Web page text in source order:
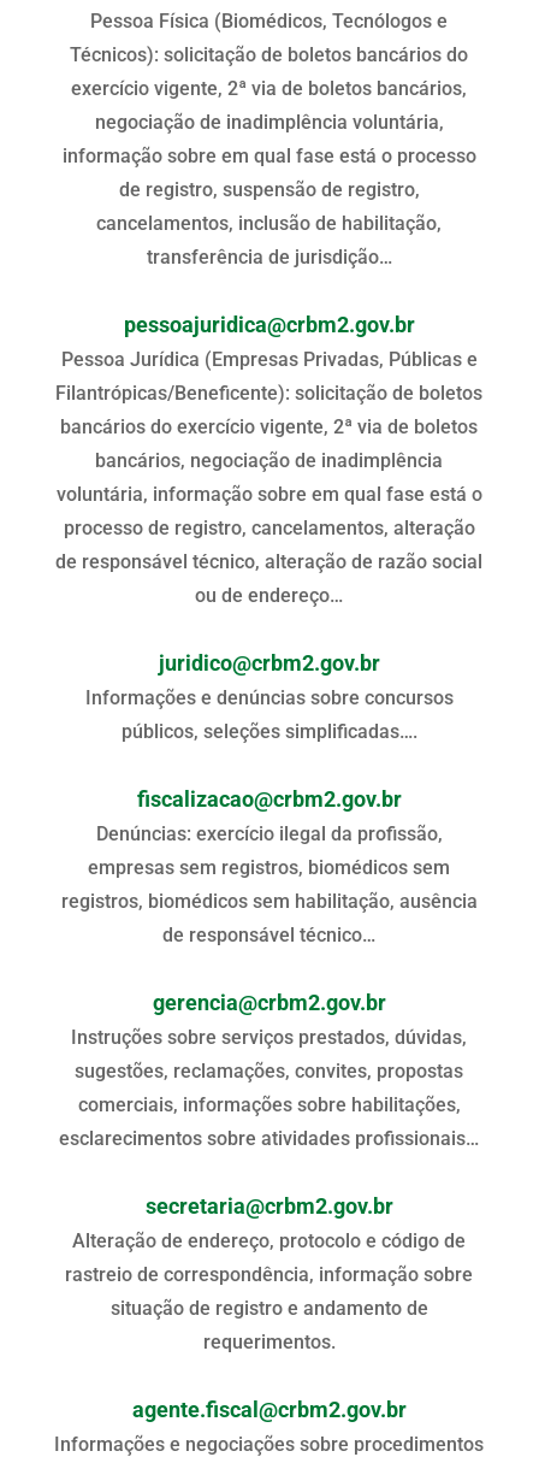
Pessoa Física (Biomédicos, Tecnólogos e
Técnicos): solicitação de boletos bancários do
exercício vigente, 2ª via de boletos bancários,
negociação de inadimplência voluntária,
informação sobre em qual fase está o processo
de registro, suspensão de registro,
cancelamentos, inclusão de habilitação,
transferência de jurisdição…
pessoajuridica@crbm2.gov.br
Pessoa Jurídica (Empresas Privadas, Públicas e
Filantrópicas/Beneficente): solicitação de boletos
bancários do exercício vigente, 2ª via de boletos
bancários, negociação de inadimplência
voluntária, informação sobre em qual fase está o
processo de registro, cancelamentos, alteração
de responsável técnico, alteração de razão social
ou de endereço…
juridico@crbm2.gov.br
Informações e denúncias sobre concursos
públicos, seleções simplificadas….
fiscalizacao@crbm2.gov.br
Denúncias: exercício ilegal da profissão,
empresas sem registros, biomédicos sem
registros, biomédicos sem habilitação, ausência
de responsável técnico…
gerencia@crbm2.gov.br
Instruções sobre serviços prestados, dúvidas,
sugestões, reclamações, convites, propostas
comerciais, informações sobre habilitações,
esclarecimentos sobre atividades profissionais…
secretaria@crbm2.gov.br
Alteração de endereço, protocolo e código de
rastreio de correspondência, informação sobre
situação de registro e andamento de
requerimentos.
agente.fiscal@crbm2.gov.br
Informações e negociações sobre procedimentos